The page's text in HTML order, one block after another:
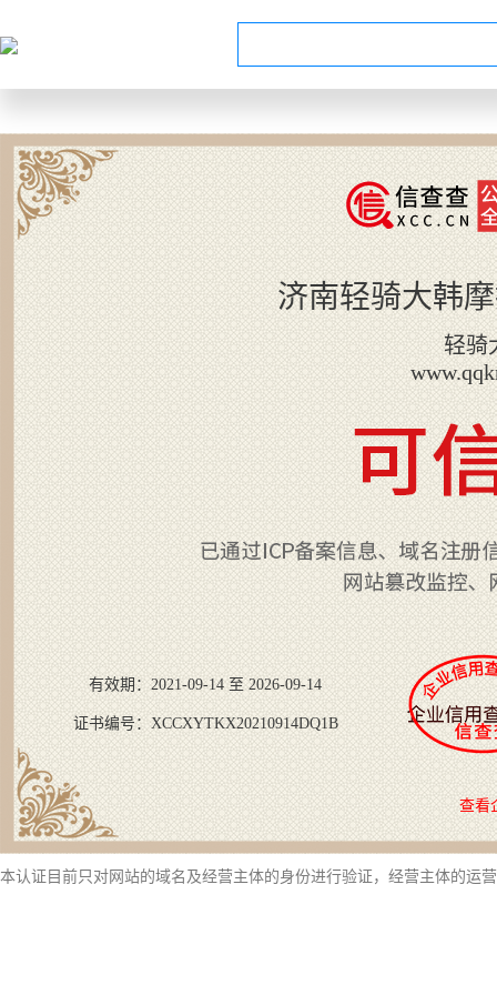
济南轻骑大韩
轻骑
有效期：2021-09-14 至 2026-09-14
证书编号：XCCXYTKX20210914DQ1B
查看
本认证目前只对网站的域名及经营主体的身份进行验证，经营主体的运